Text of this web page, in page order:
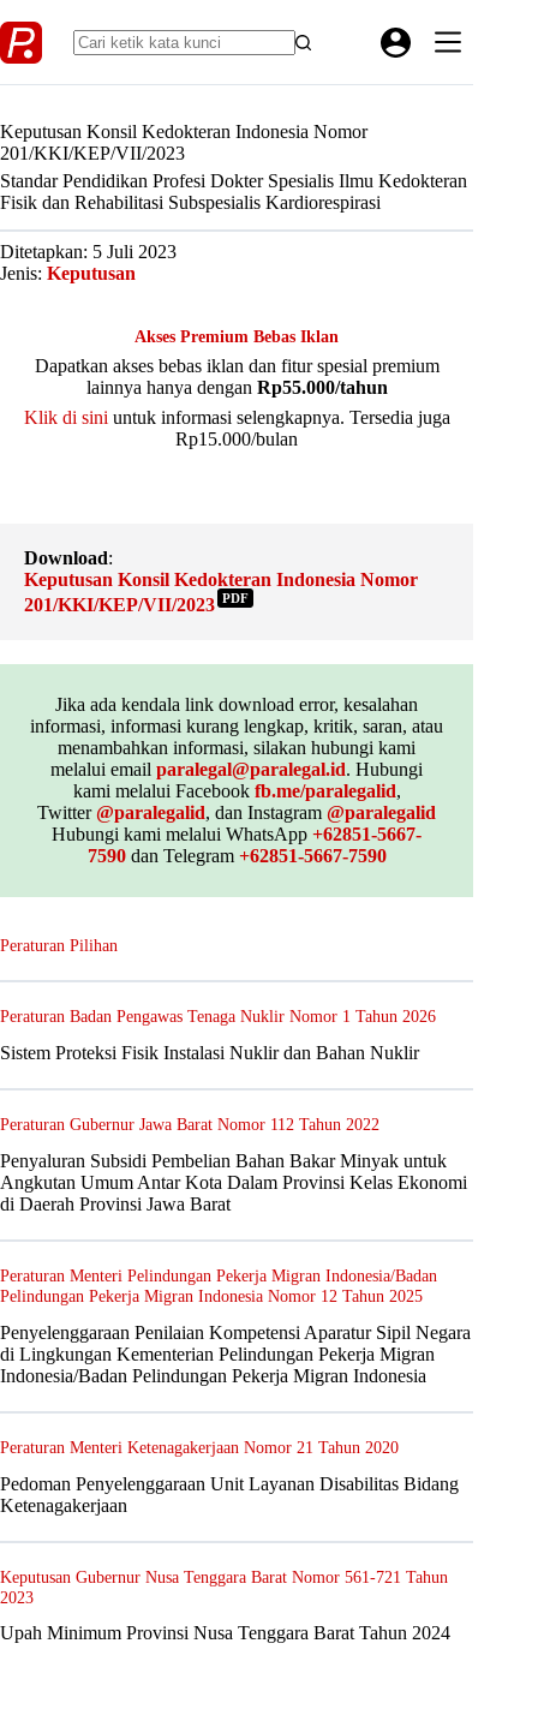
to
content
Keputusan Konsil Kedokteran Indonesia Nomor
201/KKI/KEP/VII/2023
Standar Pendidikan Profesi Dokter Spesialis Ilmu Kedokteran
Fisik dan Rehabilitasi Subspesialis Kardiorespirasi
Ditetapkan: 5 Juli 2023
Jenis: Keputusan
Akses Premium Bebas Iklan
Dapatkan akses bebas iklan dan fitur spesial premium
lainnya hanya dengan Rp55.000/tahun
Klik di sini untuk informasi selengkapnya. Tersedia juga
Rp15.000/bulan
Download:
Keputusan Konsil Kedokteran Indonesia Nomor
201/KKI/KEP/VII/2023 PDF
Jika ada kendala link download error, kesalahan
informasi, informasi kurang lengkap, kritik, saran, atau
menambahkan informasi, silakan hubungi kami
melalui emailparalegal@paralegal.id. Hubungi
kami melalui Facebook fb.me/paralegalid,
Twitter@paralegalid, dan Instagram@paralegalid
Hubungi kami melalui WhatsApp+62851-5667-
7590dan Telegram +62851-5667-7590
Peraturan Pilihan
Peraturan Badan Pengawas Tenaga Nuklir Nomor 1 Tahun 2026
Sistem Proteksi Fisik Instalasi Nuklir dan Bahan Nuklir
Peraturan Gubernur Jawa Barat Nomor 112 Tahun 2022
Penyaluran Subsidi Pembelian Bahan Bakar Minyak untuk
Angkutan Umum Antar Kota Dalam Provinsi Kelas Ekonomi
di Daerah Provinsi Jawa Barat
Peraturan Menteri Pelindungan Pekerja Migran Indonesia/Badan
Pelindungan Pekerja Migran Indonesia Nomor 12 Tahun 2025
Penyelenggaraan Penilaian Kompetensi Aparatur Sipil Negara
di Lingkungan Kementerian Pelindungan Pekerja Migran
Indonesia/Badan Pelindungan Pekerja Migran Indonesia
Peraturan Menteri Ketenagakerjaan Nomor 21 Tahun 2020
Pedoman Penyelenggaraan Unit Layanan Disabilitas Bidang
Ketenagakerjaan
Keputusan Gubernur Nusa Tenggara Barat Nomor 561-721 Tahun
2023
Upah Minimum Provinsi Nusa Tenggara Barat Tahun 2024